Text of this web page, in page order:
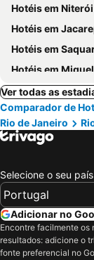
Hotéis em Niterói
Hotéis em
Hotéis em
Hotéis em
Ver todas as
Comparador de
Rio de Janeiro
Selecione o seu país
Adicionar no
Encontre facilmente os
resultados: adicione o
fonte preferencial no